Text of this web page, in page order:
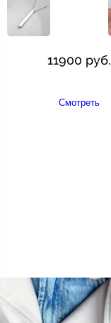
11900 руб.
Смотреть